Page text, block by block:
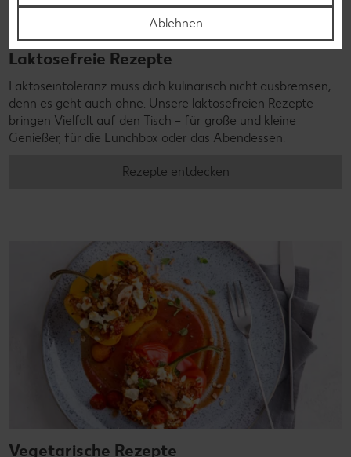
Laktosefreie Rezepte
Laktoseintoleranz muss dich kulinarisch nicht ausbremsen,
denn es geht auch ohne. Unsere laktosefreien Rezepte
bringen Vielfalt auf den Tisch – für große und kleine
Genießer, für die Lunchbox oder das Abendessen.
Rezepte entdecken
Vegetarische Rezepte
Ablehnen